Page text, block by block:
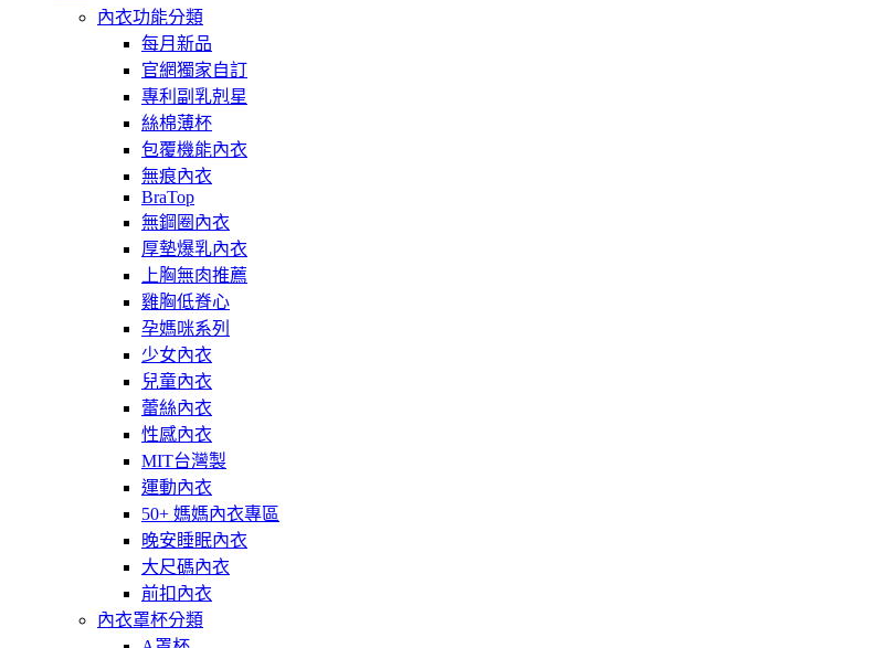
內衣功能分類
每月新品
官網獨家自訂
專利副乳剋星
絲棉薄杯
包覆機能內衣
無痕內衣
BraTop
無鋼圈內衣
厚墊爆乳內衣
上胸無肉推薦
雞胸低脊心
孕媽咪系列
少女內衣
兒童內衣
蕾絲內衣
性感內衣
MIT台灣製
運動內衣
50+ 媽媽內衣專區
晚安睡眠內衣
大尺碼內衣
前扣內衣
內衣罩杯分類